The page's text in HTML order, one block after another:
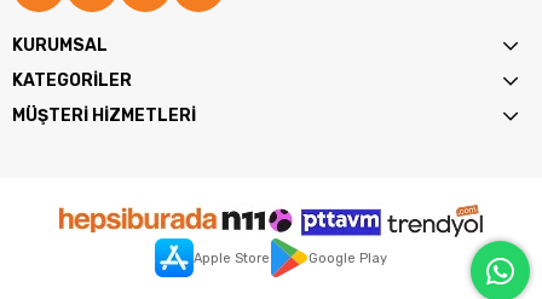
KURUMSAL
KATEGORİLER
MÜŞTERİ HİZMETLERİ
Apple Store Google Play